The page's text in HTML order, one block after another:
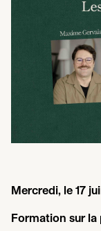
Mercredi, le 17
Formation sur